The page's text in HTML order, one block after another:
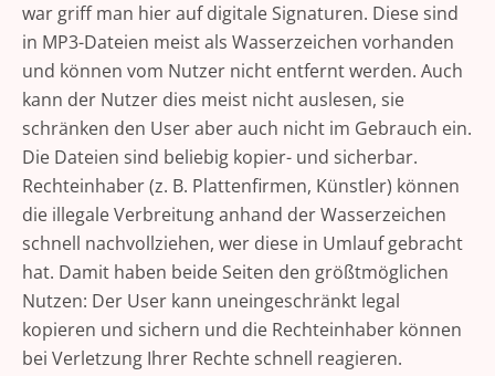
war griff man hier auf digitale Signaturen. Diese sind
in MP3-Dateien meist als Wasserzeichen vorhanden
und können vom Nutzer nicht entfernt werden. Auch
kann der Nutzer dies meist nicht auslesen, sie
schränken den User aber auch nicht im Gebrauch ein.
Die Dateien sind beliebig kopier- und sicherbar.
Rechteinhaber (z. B. Plattenfirmen, Künstler) können
die illegale Verbreitung anhand der Wasserzeichen
schnell nachvollziehen, wer diese in Umlauf gebracht
hat. Damit haben beide Seiten den größtmöglichen
Nutzen: Der User kann uneingeschränkt legal
kopieren und sichern und die Rechteinhaber können
bei Verletzung Ihrer Rechte schnell reagieren.